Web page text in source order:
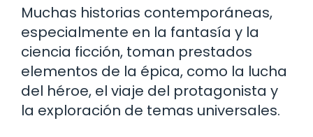
Muchas historias contemporáneas,
especialmente en la fantasía y la
ciencia ficción, toman prestados
elementos de la épica, como la lucha
del héroe, el viaje del protagonista y
la exploración de temas universales.